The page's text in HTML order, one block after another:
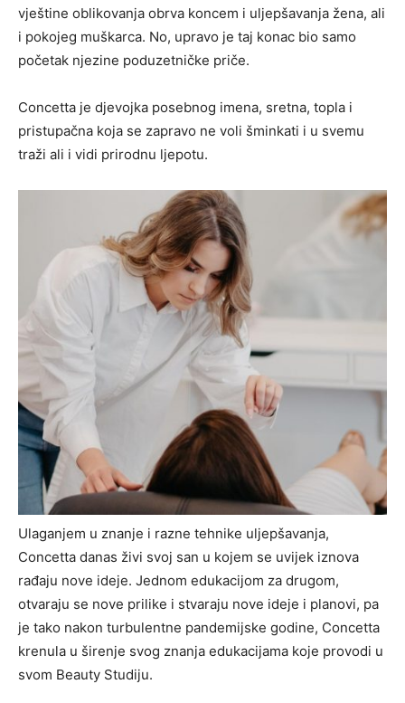
vještine oblikovanja obrva koncem i uljepšavanja žena, ali
i pokojeg muškarca. No, upravo je taj konac bio samo
početak njezine poduzetničke priče.
Concetta je djevojka posebnog imena, sretna, topla i
pristupačna koja se zapravo ne voli šminkati i u svemu
traži ali i vidi prirodnu ljepotu.
Ulaganjem u znanje i razne tehnike uljepšavanja,
Concetta danas živi svoj san u kojem se uvijek iznova
rađaju nove ideje. Jednom edukacijom za drugom,
otvaraju se nove prilike i stvaraju nove ideje i planovi, pa
je tako nakon turbulentne pandemijske godine, Concetta
krenula u širenje svog znanja edukacijama koje provodi u
svom Beauty Studiju.